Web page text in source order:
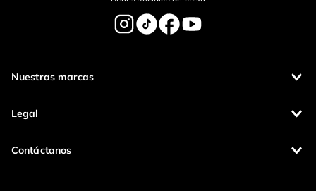
Nuestras marcas
Legal
Contáctanos